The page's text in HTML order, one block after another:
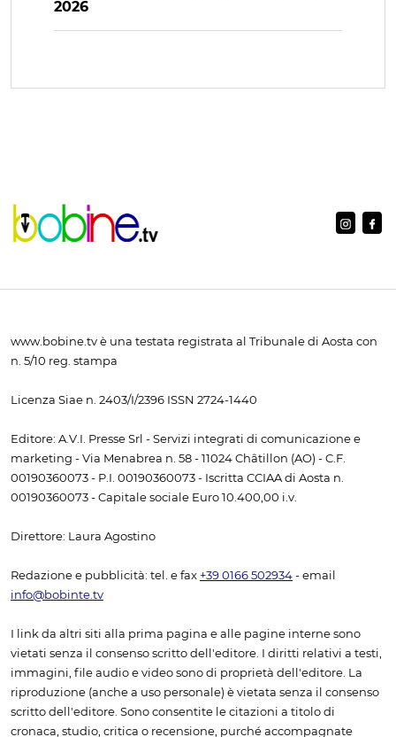
2026
www.bobine.tv è una testata registrata al Tribunale di Aosta con
n. 5/10 reg. stampa
Licenza Siae n. 2403/I/2396 ISSN 2724-1440
Editore: A.V.I. Presse Srl - Servizi integrati di comunicazione e
marketing - Via Menabrea n. 58 - 11024 Châtillon (AO) - C.F.
00190360073 - P.I. 00190360073 - Iscritta CCIAA di Aosta n.
00190360073 - Capitale sociale Euro 10.400,00 i.v.
Direttore: Laura Agostino
Redazione e pubblicità: tel. e fax +39 0166 502934 - email
info@bobinte.tv
I link da altri siti alla prima pagina e alle pagine interne sono
vietati senza il consenso scritto dell'editore. I diritti relativi a testi,
immagini, file audio e video sono di proprietà dell'editore. La
riproduzione (anche a uso personale) è vietata senza il consenso
scritto dell'editore. Sono consentite le citazioni a titolo di
cronaca, studio, critica o recensione, purché accompagnate